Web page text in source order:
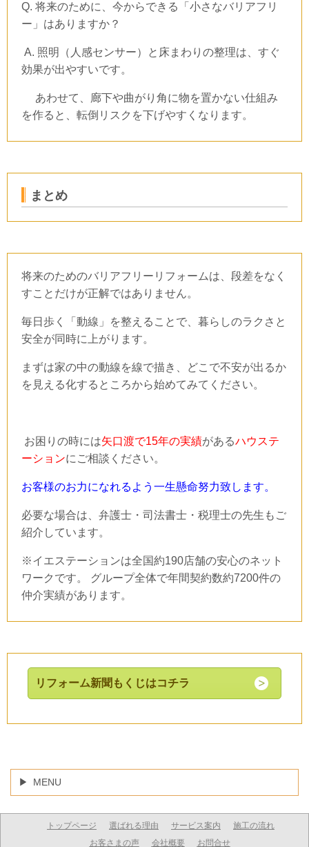
Q. 将来のために、今からできる「小さなバリアフリ
ー」はありますか？
A. 照明（人感センサー）と床まわりの整理は、すぐ
効果が出やすいです。
あわせて、廊下や曲がり角に物を置かない仕組み
を作ると、転倒リスクを下げやすくなります。
まとめ
将来のためのバリアフリーリフォームは、段差をなく
すことだけが正解ではありません。
毎日歩く「動線」を整えることで、暮らしのラクさと
安全が同時に上がります。
まずは家の中の動線を線で描き、どこで不安が出るか
を見える化するところから始めてみてください。
お困りの時には矢口渡で15年の実績があるハウステ
ーションにご相談ください。
お客様のお力になれるよう一生懸命努力致します。
必要な場合は、弁護士・司法書士・税理士の先生もご
紹介しています。
※イエステーションは全国約190店舗の安心のネット
ワークです。 グループ全体で年間契約数約7200件の
仲介実績があります。
リフォーム新聞もくじはコチラ
MENU
トップページ 選ばれる理由 サービス案内
施工の流れ
お客さまの声
会社概要 お問合せ